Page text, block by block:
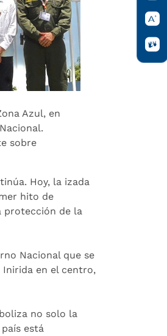
Azul, en
sobre
Hoy, la izada
hito de
protección de la
Nacional que se
en el centro,
no solo la
está